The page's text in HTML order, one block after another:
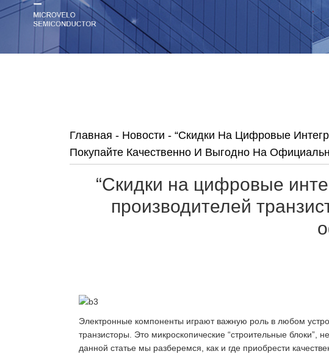
Главная - Новости - “Скидки На Цифровые
Покупайте Качественно И Выгодно На
“Скидки на цифровые
производителей
Электронные компоненты играют важную роль в любом
транзисторы. Это микроскопические “строительные
данной статье мы разберемся, как и где приобрести